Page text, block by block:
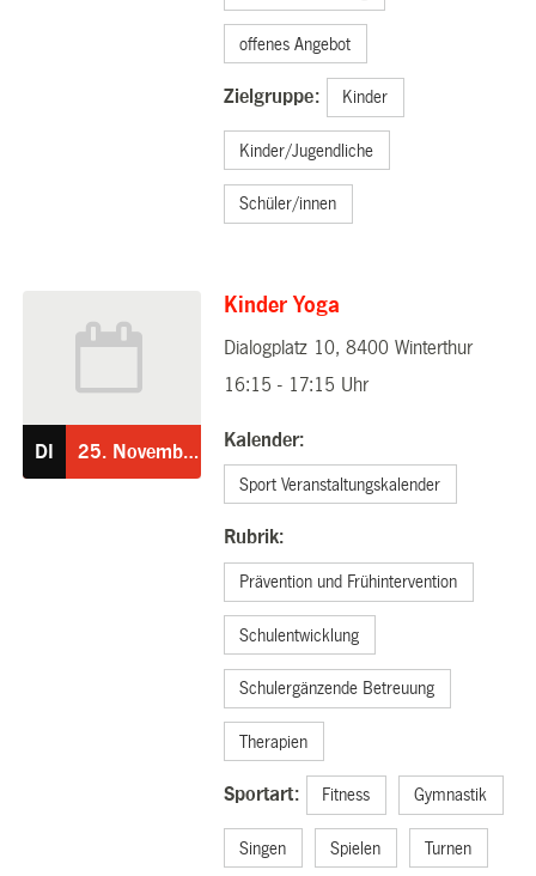
offenes Angebot
Zielgruppe: Kinder
Kinder/Jugendliche
Schüler/innen
DI 25. November
Kinder Yoga
Dialogplatz 10, 8400 Winterthur
16:15 - 17:15 Uhr
Kalender:
Sport Veranstaltungskalender
Rubrik:
Prävention und Frühintervention
Schulentwicklung
Schulergänzende Betreuung
Therapien
Sportart: Fitness Gymnastik
Singen Spielen Turnen